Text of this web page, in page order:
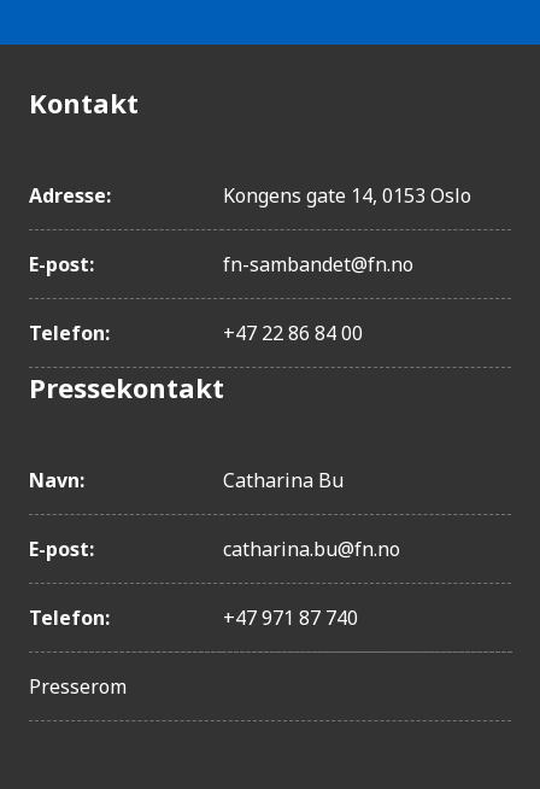
Kontakt
Adresse: Kongens gate 14, 0153 Oslo
E-post: fn-sambandet@fn.no
Telefon: +47 22 86 84 00
Pressekontakt
Navn: Catharina Bu
E-post: catharina.bu@fn.no
Telefon: +47 971 87 740
Presserom